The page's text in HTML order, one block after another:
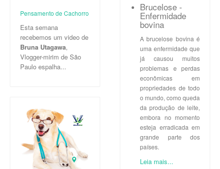
Pensamento de Cachorro
Esta semana
recebemos um video de
Bruna Utagawa,
Vlogger-mirim de São
Paulo espalha...
Brucelose -
Enfermidade
bovina
A brucelose bovina é
uma enfermidade que
já causou muitos
problemas e perdas
econômicas em
propriedades de todo
o mundo, como queda
da produção de leite,
embora no momento
esteja erradicada em
grande parte dos
países.
Leia mais...